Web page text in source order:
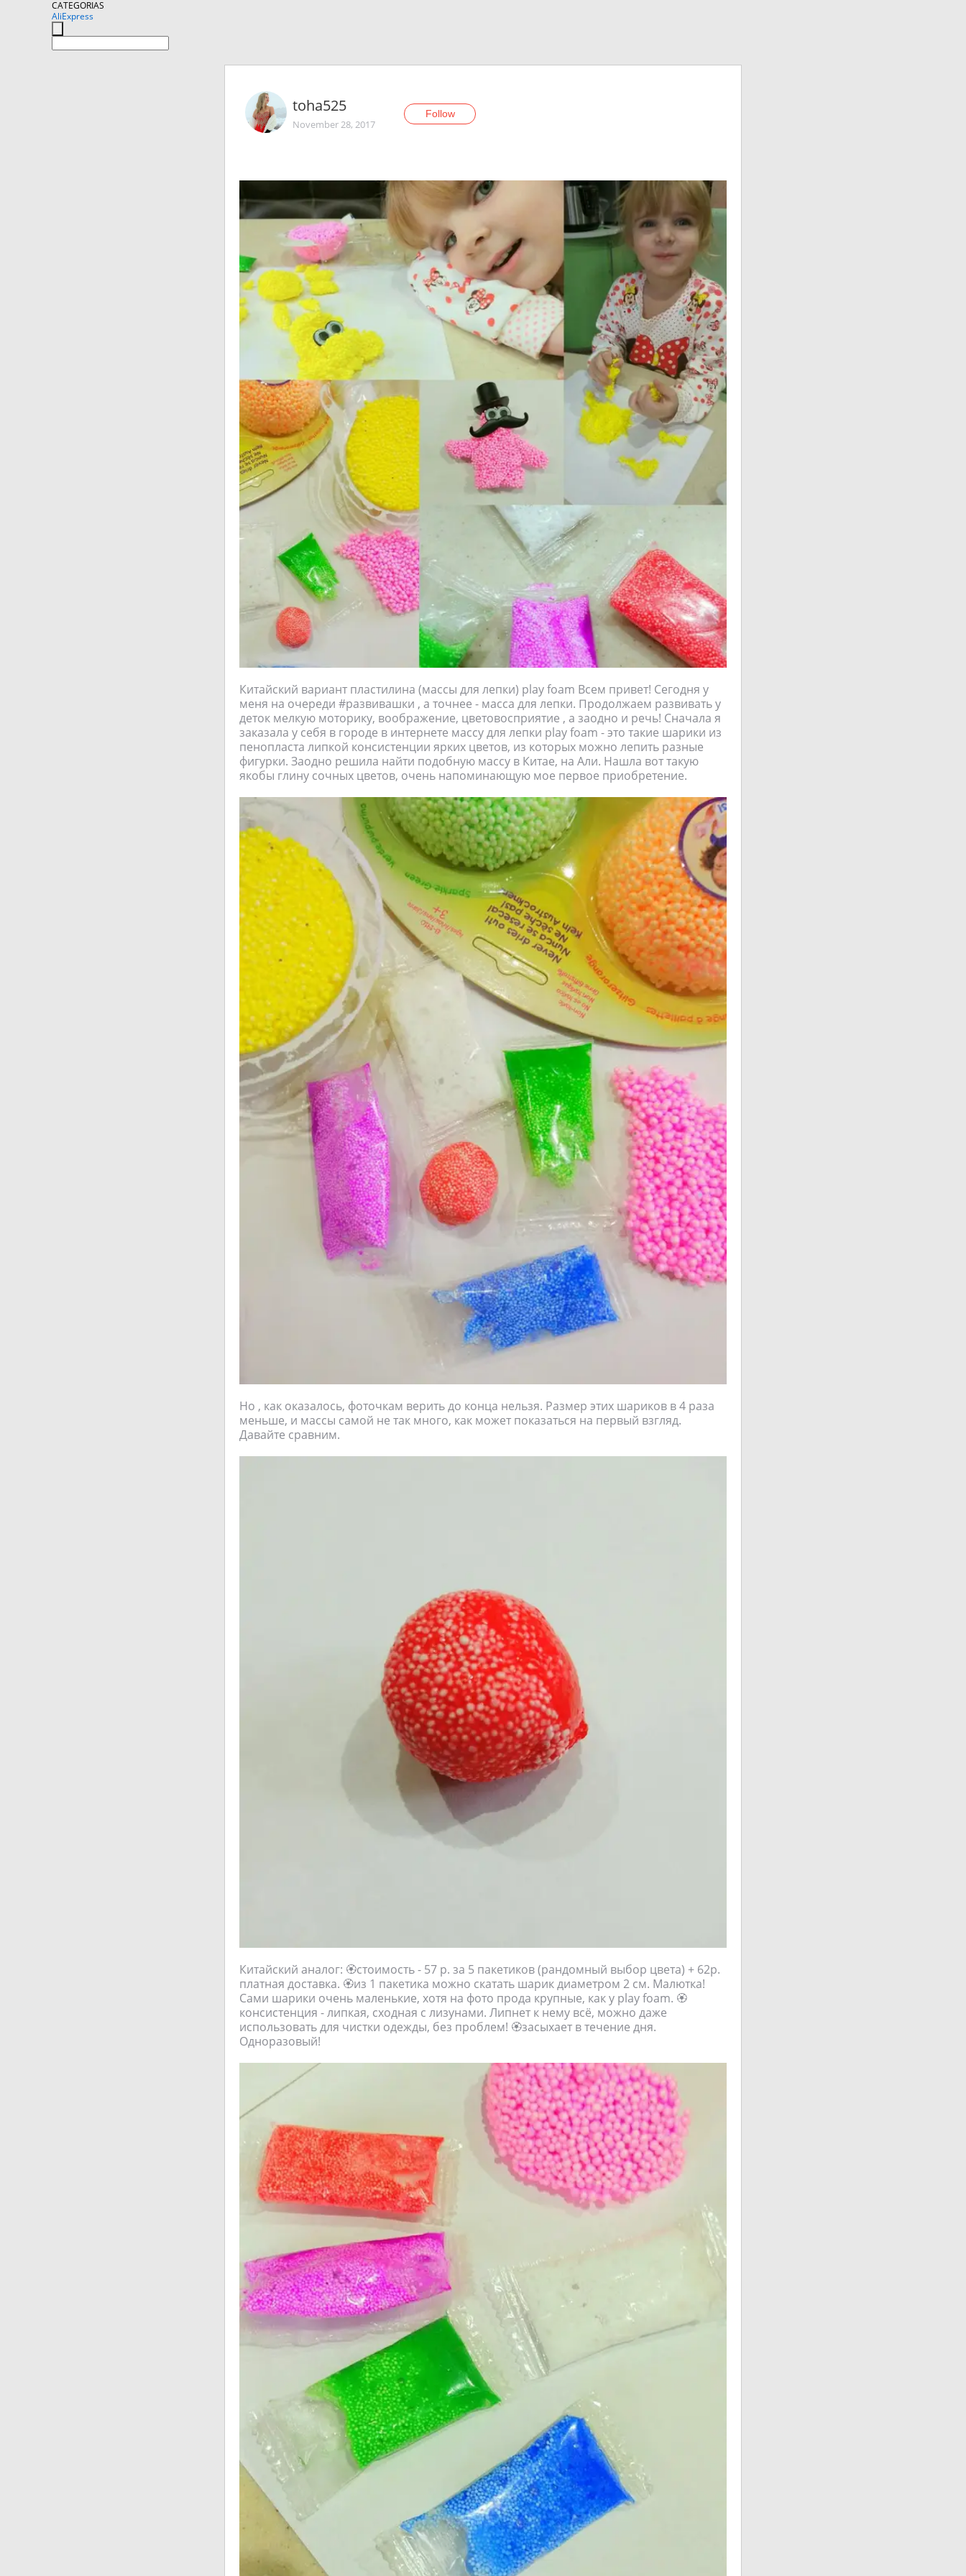
CATEGORIAS
AliExpress
toha525
November 28, 2017
Follow
Китайский вариант пластилина (массы для лепки) play foam Всем привет! Сегодня у
меня на очереди #развивашки , а точнее - масса для лепки. Продолжаем развивать у
деток мелкую моторику, воображение, цветовосприятие , а заодно и речь! Сначала я
заказала у себя в городе в интернете массу для лепки play foam - это такие шарики из
пенопласта липкой консистенции ярких цветов, из которых можно лепить разные
фигурки. Заодно решила найти подобную массу в Китае, на Али. Нашла вот такую
якобы глину сочных цветов, очень напоминающую мое первое приобретение.
Но , как оказалось, фоточкам верить до конца нельзя. Размер этих шариков в 4 раза
меньше, и массы самой не так много, как может показаться на первый взгляд.
Давайте сравним.
Китайский аналог: 🏵стоимость - 57 р. за 5 пакетиков (рандомный выбор цвета) + 62р.
платная доставка. 🏵из 1 пакетика можно скатать шарик диаметром 2 см. Малютка!
Сами шарики очень маленькие, хотя на фото прода крупные, как у play foam. 🏵
консистенция - липкая, сходная с лизунами. Липнет к нему всё, можно даже
использовать для чистки одежды, без проблем! 🏵засыхает в течение дня.
Одноразовый!